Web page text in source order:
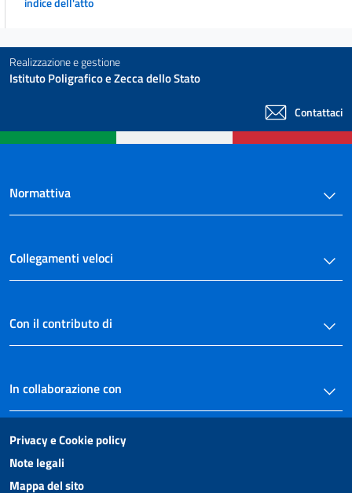
Realizzazione e gestione
Istituto Poligrafico e Zecca dello Stato
Contattaci
Normattiva
Collegamenti veloci
Con il contributo di
In collaborazione con
Privacy e Cookie policy
Note legali
Mappa del sito